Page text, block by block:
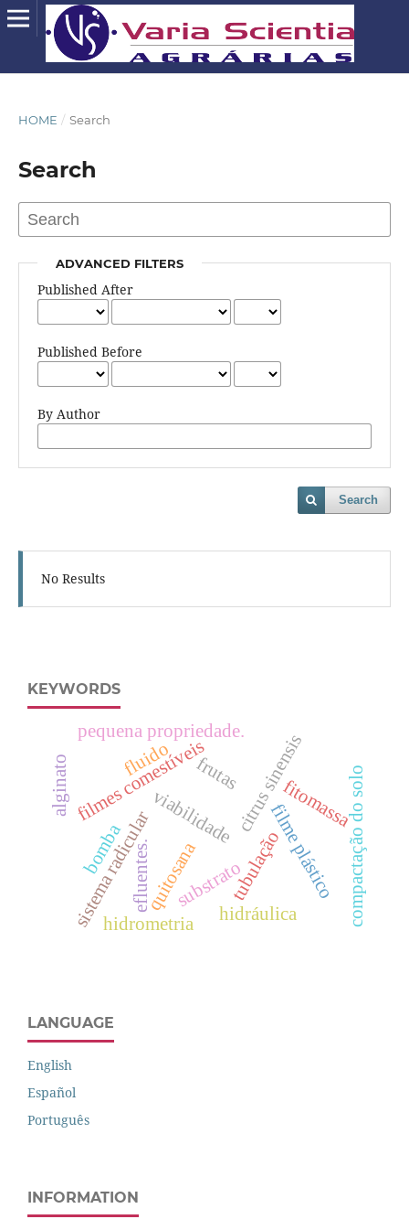
HOME / Search
Search
ADVANCED FILTERS
Published After
Published Before
By Author
Search
No Results
KEYWORDS
citrus sinensis
filmes comestíveis
filme plástico
viabilidade
frutas
pequena propriedade.
fitomassa
substrato compactação do solo
sistema radicularquitosana
alginato fluido
tubulação
hidráulica
hidrometria
efluentes.
bomba
LANGUAGE
English
Español
Português
INFORMATION